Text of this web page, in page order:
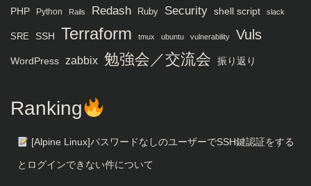
PHP Python Rails Redash Ruby Security shell script slack
SRE SSH Terraform tmux ubuntu vulnerability Vuls
WordPress zabbix 勉強会／交流会 振り返り
Ranking
[Alpine Linux]パスワードなしのユーザーでSSH鍵認証をする
とログインできない件について